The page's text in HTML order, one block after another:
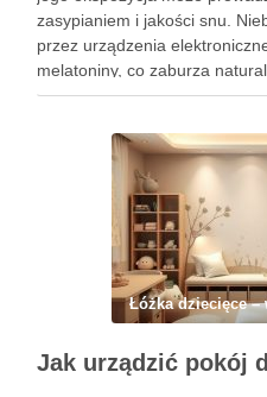
zasypianiem i jakości snu.
przez urządzenia
melatoniny, co zaburza
drugiej strony, lampka nocna
Łóżka dziecięce –